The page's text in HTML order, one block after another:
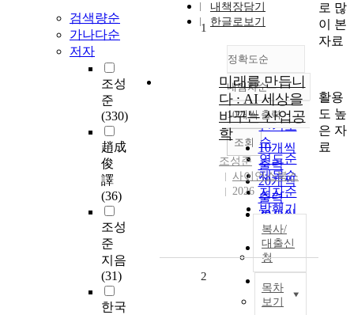
검색량순
가나다순
저자
조성
준
(330)
趙成
俊
譯
(36)
조성
준
지음
(31)
한국
내책장담기
한글로보기
정확도순
정확도
순
인기도
순
연도순
제목순
저자순
발행기
관순
내림차순
내림차순
10개씩 출력
10개씩
출력
20개씩
출력
30개씩
출력
50개씩
출력
100개씩
출력
조회
1
미래를 만듭니
다 : AI 세상을
바꾸는 산업공
학
조성준
사이언스북스
2026
복사/
대출신
청
목차
보기
2
로 많
이 본
자료
활용
도 높
은 자
료